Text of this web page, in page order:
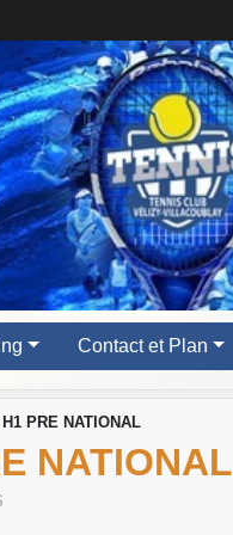
Contact et Plan
PRE NATIONAL
NATIONAL